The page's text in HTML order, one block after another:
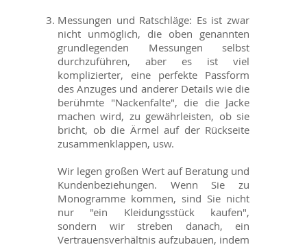
Messungen und Ratschläge: Es ist zwar
nicht unmöglich, die oben genannten
grundlegenden Messungen selbst
durchzuführen, aber es ist viel
komplizierter, eine perfekte Passform
des Anzuges und anderer Details wie die
berühmte "Nackenfalte", die die Jacke
machen wird, zu gewährleisten, ob sie
bricht, ob die Ärmel auf der Rückseite
zusammenklappen, usw.
Wir legen großen Wert auf Beratung und
Kundenbeziehungen. Wenn Sie zu
Monogramme kommen, sind Sie nicht
nur "ein Kleidungsstück kaufen",
sondern wir streben danach, ein
Vertrauensverhältnis aufzubauen, indem